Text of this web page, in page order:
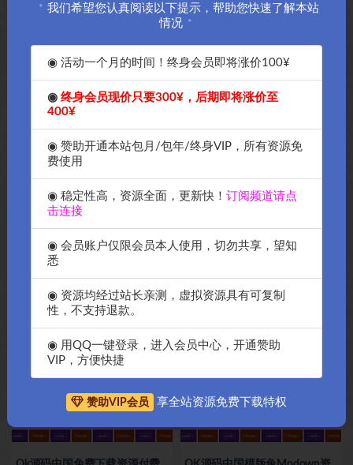
解-OK源码中国
码中国
二次元主题完美去授权
wordpress主题破解版
支持php8.0和php7.4支持安装教
￥40
OK源码中国最新破解模版兔
Modown资源付费主题模版兔
Modown更新至8.3.1WordPress
主题模板免授权破解-Ok源码中
免费
JustNews-5.2.2完美开心破解版-
载
免费
我们希望您认真阅读以下提示，帮助您快速了解本站
情况
◉ 活动一个月的时间！终身会员即将涨价100¥
◉终身会员现价只要300¥，后期即将涨价至
400¥
◉ 赞助开通本站包月/包年/终身VIP，所有资源免
费使用
◉ 稳定性高，资源全面，更新快！订阅频道请点
击连接
◉ 会员账户仅限会员本人使用，切勿共享，望知
悉
◉ 资源均经过站长亲测，虚拟资源具有可复制
性，不支持退款。
◉ 用QQ一键登录，进入会员中心，开通赞助
VIP，方便快捷
赞助VIP会员 享全站资源免费下载特权